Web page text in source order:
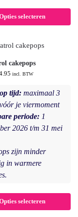
selecteren
cakepops
incl. BTW
tijd: maximaal 3
je viermoment
periode: 1
2026 t/m 31 mei
zijn minder
in warmere
selecteren